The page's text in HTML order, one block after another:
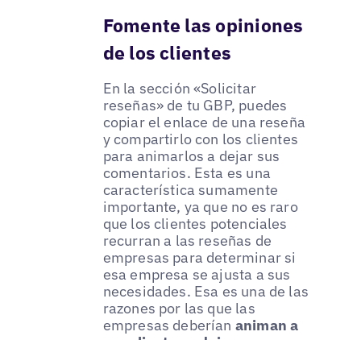
Fomente las opiniones
de los clientes
En la sección «Solicitar
reseñas» de tu GBP, puedes
copiar el enlace de una reseña
y compartirlo con los clientes
para animarlos a dejar sus
comentarios. Esta es una
característica sumamente
importante, ya que no es raro
que los clientes potenciales
recurran a las reseñas de
empresas para determinar si
esa empresa se ajusta a sus
necesidades. Esa es una de las
razones por las que las
empresas deberían animan a